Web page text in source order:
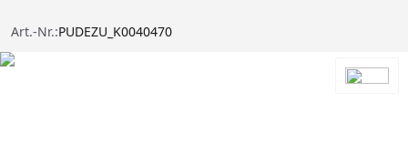
Art.-Nr.:PUDEZU_K0040470